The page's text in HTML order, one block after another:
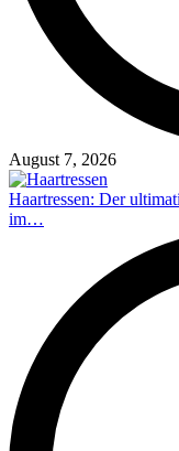
August 7, 2026
Haartressen: Der
im…